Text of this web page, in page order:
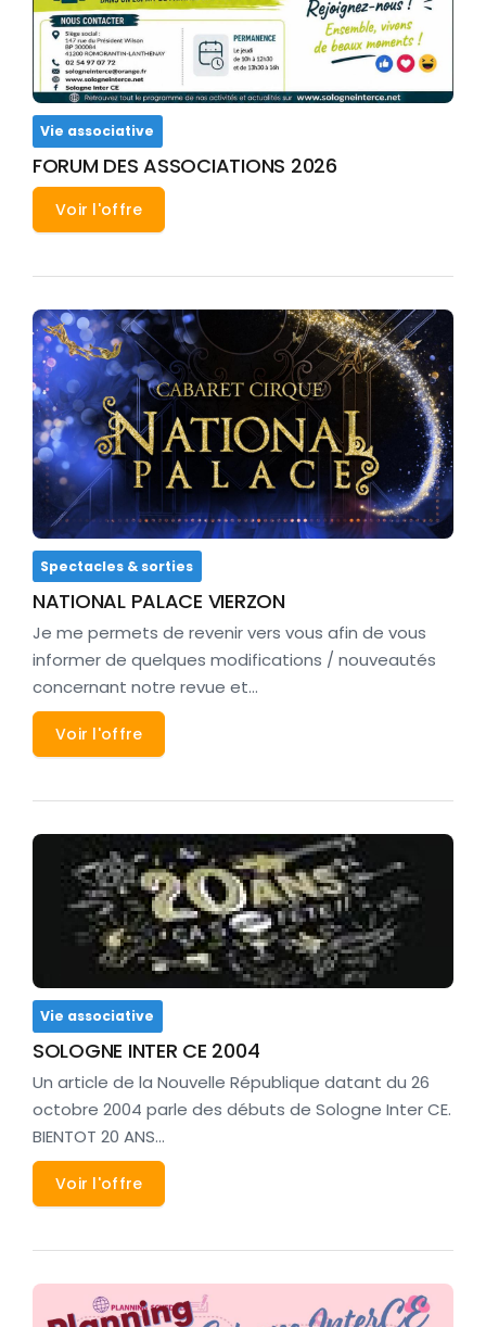
Vie associative
FORUM DES ASSOCIATIONS 2026
Voir l'offre
Spectacles & sorties
NATIONAL PALACE VIERZON
Je me permets de revenir vers vous afin de vous
informer de quelques modifications / nouveautés
concernant notre revue et…
Voir l'offre
Vie associative
SOLOGNE INTER CE 2004
Un article de la Nouvelle République datant du 26
octobre 2004 parle des débuts de Sologne Inter CE.
BIENTOT 20 ANS…
Voir l'offre